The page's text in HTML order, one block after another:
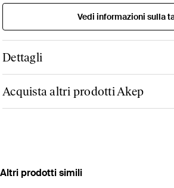
Vedi informazioni sulla
Dettagli
Acquista altri prodotti Akep
Altri prodotti simili